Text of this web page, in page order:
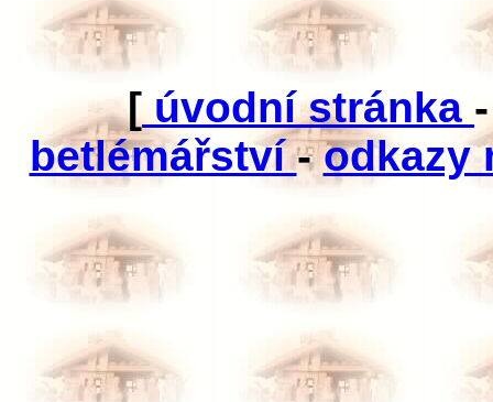
[úvodní stránka
betlémářství-odkazy